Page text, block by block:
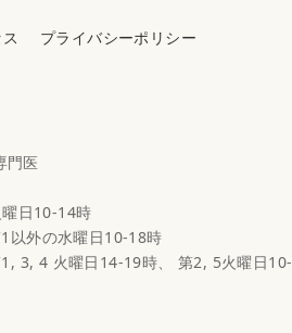
プライバシーポリシー
門医
日10-14時
以外の水曜日10-18時
3, 4 火曜日14-19時、 第2, 5火曜日10-